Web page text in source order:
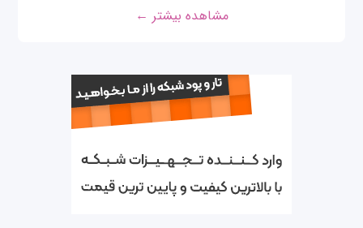
مشاهده بیشتر ←